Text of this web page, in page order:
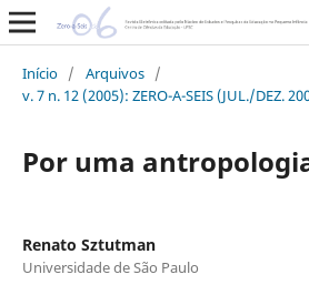
Início / Arquivos /
v. 7 n. 12 (2005): ZERO-A-SEIS (JUL./DEZ.
Por uma
Renato Sztutman
Universidade de São Paulo